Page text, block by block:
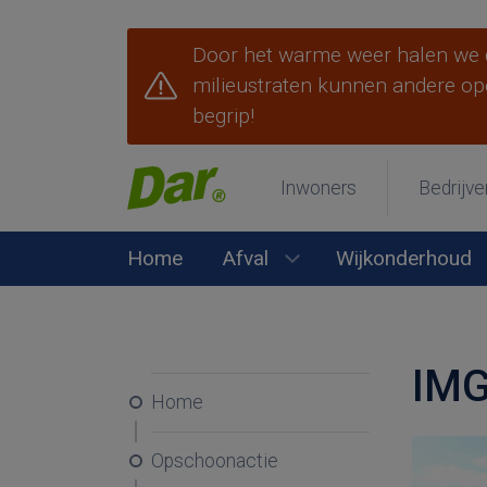
Door het warme weer halen
milieustraten kunnen andere
begrip!
Inwoners
Home Afval
Submenu Afval
Wijkonderhoud
Home
Opschoonactie